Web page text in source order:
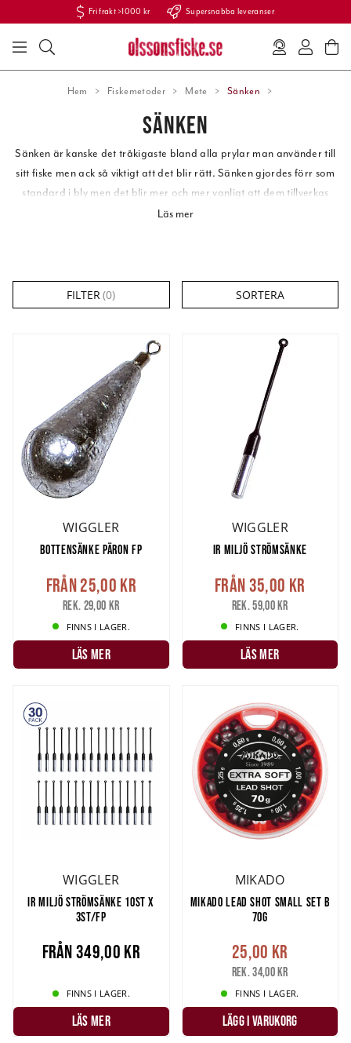
Fri frakt >1000 kr Supersnabba leveranser
Hem Fiskemetoder Mete Sänken
SÄNKEN
Sänken är kanske det tråkigaste bland alla prylar man använder till
sitt fiske men ack så viktigt att det blir rätt.Sänkengjordes förr som
standard i blymen det blir mer och mer vanligt att dem tillverkas
blyfritt.
Sänken för bottenmete är
som lämpar sig bäst då de
Put & Takesjöar.
Spana in vårat stora utbud på alla typer av sänken för ditt mete!
Läs mer
FILTER (0) SORTERA
WIGGLER
BOTTENSÄNKE PÄRON FP
Från25,00 kr
Rek. 29,00 kr
FINNS I LAGER.
LÄS MER
WIGGLER
IR MILJÖ STRÖMSÄNKE
Från35,00 kr
Rek. 59,00 kr
FINNS I LAGER.
LÄS MER
WIGGLER
IR MILJÖ STRÖMSÄNKE 10ST X
3ST/FP
Från349,00 kr
FINNS I LAGER.
LÄS MER
MIKADO
MIKADO LEAD SHOT SMALL SET B
70G
25,00 kr
Rek. 34,00 kr
FINNS I LAGER.
LÄGG I VARUKORG